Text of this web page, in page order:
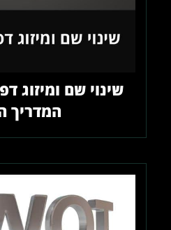
שינוי שם ומיזוג
המדריך